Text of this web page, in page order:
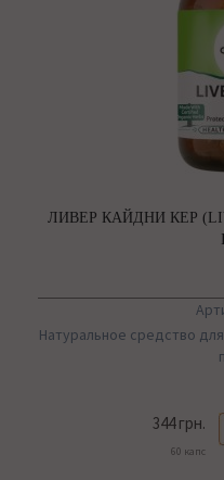
ЛИВЕР КАЙДНИ КЕР
Натуральное средство
344 грн.
60 капс